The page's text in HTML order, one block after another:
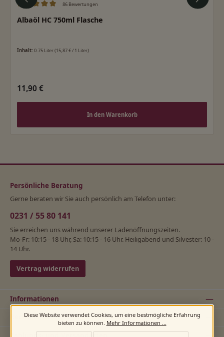
86 Bewertungen
Albaöl HC 750ml Flasche
Inhalt: 0.75 Liter(15,87 € / 1 Liter)
Regulärer Preis:
11,90 €
In den Warenkorb
Persönliche Beratung
Gerne beraten wir Sie auch persönlich am Telefon unter:
0231 / 55 80 141
Sie erreichen uns während unserer Ladenöffnungszeiten.
Mo-Fr: 10:15 - 18 Uhr, Sa: 10:15 - 16 Uhr. Heiligabend und Silvester: 10 -
14 Uhr.
Vertrag widerrufen
Informationen
Rechtliches
Diese Website verwendet Cookies, um eine bestmögliche Erfahrung
bieten zu können. Mehr Informationen ...